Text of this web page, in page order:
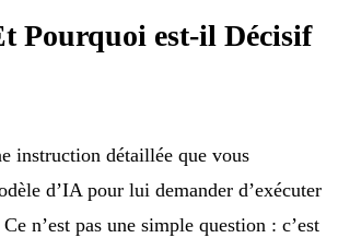
Pourquoi est-il Décisif
instruction détaillée que vous
d’IA pour lui demander d’exécuter
n’est pas une simple question : c’est